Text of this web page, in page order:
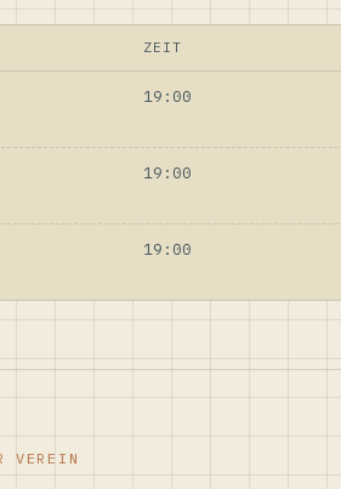
ZEIT
19:00
19:00
19:00
VEREIN